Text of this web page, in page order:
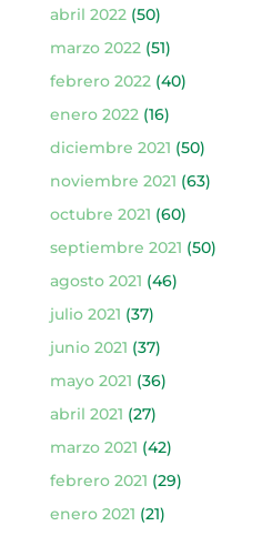
abril 2022(50)
marzo 2022(51)
febrero 2022(40)
enero 2022(16)
diciembre 2021 (50)
noviembre 2021 (63)
octubre 2021 (60)
septiembre 2021 (50)
agosto 2021 (46)
julio 2021 (37)
junio 2021 (37)
mayo 2021 (36)
abril 2021 (27)
marzo 2021 (42)
febrero 2021 (29)
enero 2021 (21)